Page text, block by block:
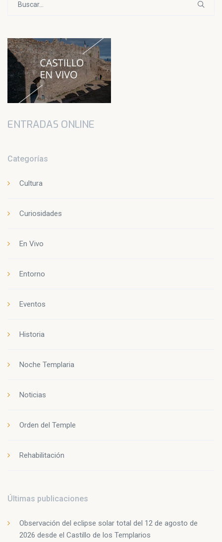
ENTRADAS ONLINE
Categorías
Cultura
Curiosidades
En Vivo
Entorno
Eventos
Historia
Noche Templaria
Noticias
Orden del Temple
Rehabilitación
Últimas publicaciones
Observación del eclipse solar total del 12 de agosto de
2026 desde el Castillo de los Templarios